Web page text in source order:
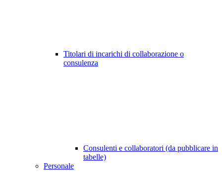
Titolari di incarichi di collaborazione o
consulenza
Consulenti e collaboratori (da pubblicare in
tabelle)
Personale